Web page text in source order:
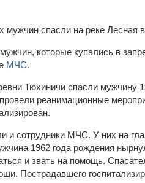
которые купались в
МЧС.
Тюхиничи спасли
реанимационные
и сотрудники МЧС. У них на
1962 года рождения
и звать на помощь.
Пострадавшего